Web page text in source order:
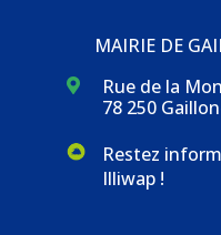
MAIRIE DE

Rue de la
78 250
Restez
Illiwap !